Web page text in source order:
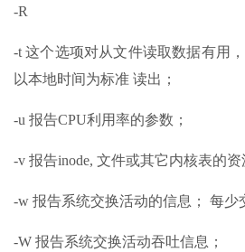
-R
-t 这个选项对从文件读取数据有用
以本地时间为标准 读出；
-u 报告CPU利用率的参数；
-v 报告inode, 文件或其它内核表的资
-w 报告系统交换活动的信息； 每少
-W 报告系统交换活动吞吐信息；